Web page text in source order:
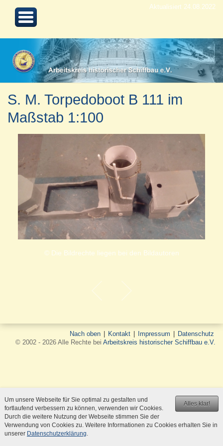
Aktualisiert 24.08.2022
S. M. Torpedoboot B 111 im
Maßstab 1:100
© Die Bildrechte liegen bei den Bildautoren
Nach oben Kontakt Impressum
Datenschutz
© 2002 - 2026 Alle Rechte bei Arbeitskreis historischer Schiffbau e.V.
Alles klar!
Um unsere Webseite für Sie optimal zu gestalten und
fortlaufend verbessern zu können, verwenden wir Cookies.
Durch die weitere Nutzung der Webseite stimmen Sie der
Verwendung von Cookies zu. Weitere Informationen zu Cookies erhalten Sie in
unserer Datenschutzerklärung